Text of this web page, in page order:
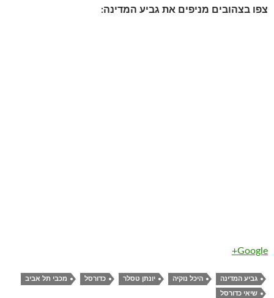
צפו בצהובים מניפים את גביע המדינה:
Google+
גביע המדינה היכל נוקיה יונתן טסלר כדורסל מכבי תל אביב
שיאי כדורסל